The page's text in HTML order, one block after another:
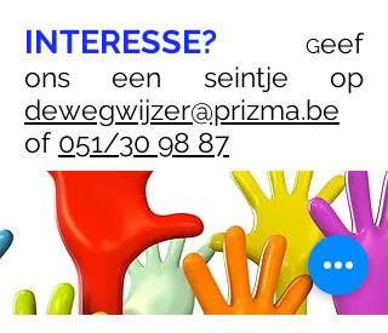
INTERESSE? Geef
ons een seintje op
dewegwijzer@prizma.be
of 051/30 98 87